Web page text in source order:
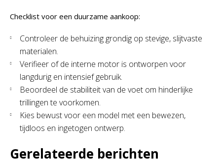
Checklist voor een duurzame aankoop:
Controleer de behuizing grondig op stevige, slijtvaste
materialen.
Verifieer of de interne motor is ontworpen voor
langdurig en intensief gebruik.
Beoordeel de stabiliteit van de voet om hinderlijke
trillingen te voorkomen.
Kies bewust voor een model met een bewezen,
tijdloos en ingetogen ontwerp.
Gerelateerde berichten